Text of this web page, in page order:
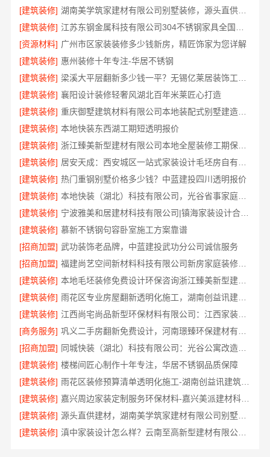
[建筑装修]
湖南美学筑家建材有限公司别墅装修，源头直供建材
[建筑装修]
[资源材料] 广州市区家装装修多少钱新房，精匠饰家为您详解
[建筑装修] 惠州装修十年专注-华居不锈钢
[建筑装修]
[建筑装修] 襄阳设计装修轻奢风湖北百年米莱匠心打造
[建筑装修]
重庆御墅建筑材料有限公司本地装配式别墅建造零增项
[建筑装修] 本地快装东西湖工期短透明报价
[建筑装修]
浙江臻美新型建材有限公司本地全屋装修工期保障大平层
[建筑装修]
[建筑装修] 热门重钢别墅价格多少钱？中蓝建投四川透明报价
[建筑装修]
本地快装（湖北）科技有限公司，光谷省事家庭装修婚房全包
[建筑装修]
宁波雅美和居建材科技有限公司|镇海家装设计合作联系方式
[建筑装修] 慕新不锈钢句容卧室施工方案靠谱
[招商加盟] 武功装饰老品牌，中蓝建投武功分公司诚信服务
[招商加盟]
福建尚艺空间新材料科技有限公司新房家庭装修上门量房整体落地
[建筑装修]
本地毛坯装修免费设计环保咨询浙江臻美新型建材有限公司
[建筑装修]
雨花区专业房屋翻新透明化施工，湖南创益讯建筑有限公司
[建筑装修]
江西尚宅尚品新型环保材料有限公司：江西家装奶油风设计案例赏析
[商务服务]
[招商加盟]
同城快装（湖北）科技有限公司：光谷公寓改造极简风科技家装
[建筑装修] 楼梯间匠心制作十年专注，华居不锈钢品质保障
[建筑装修]
雨花区装修预算清单透明化施工-湖南创益讯建筑有限公司
[建筑装修]
嘉兴周边家装定制服务环保材料-嘉兴美派建材科技有限公司
[建筑装修]
源头直供建材，湖南美学筑家建材有限公司别墅装修
[建筑装修]
滇中家装设计怎么样？云南至高新型建材有限公司口碑好